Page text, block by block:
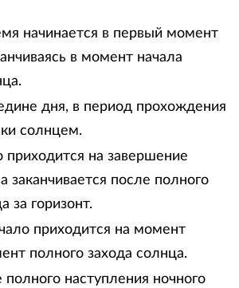
начинается в первый момент
в момент начала
дня, в период прохождения
солнцем.
приходится на завершение
заканчивается после полного
за горизонт.
приходится на момент
полного захода солнца.
наступления ночного